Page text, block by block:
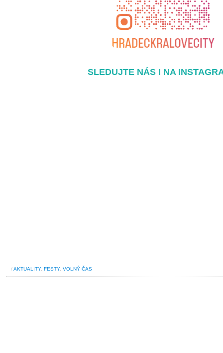
SLEDUJTE NÁS I NA
/AKTUALITY, FESTY, VOLNÝ ČAS